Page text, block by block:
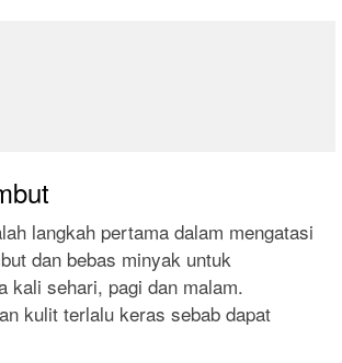
langkah pertama dalam mengatasi
dan bebas minyak untuk
kali sehari, pagi dan malam.
kulit terlalu keras sebab dapat